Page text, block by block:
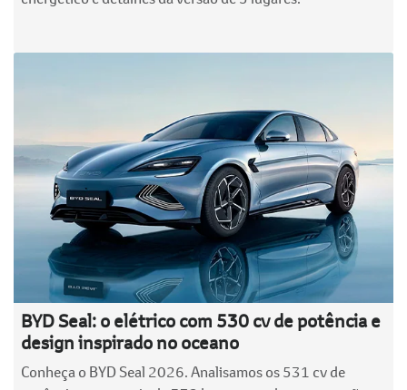
BYD Seal: o elétrico com 530 cv de potência e
design inspirado no oceano
Conheça o BYD Seal 2026. Analisamos os 531 cv de